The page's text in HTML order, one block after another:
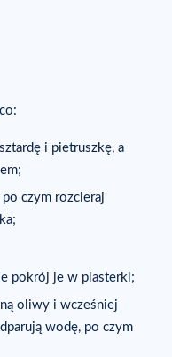
i pietruszkę, a
czym rozcieraj
pokrój je w plasterki;
oliwy i wcześniej
wodę, po czym